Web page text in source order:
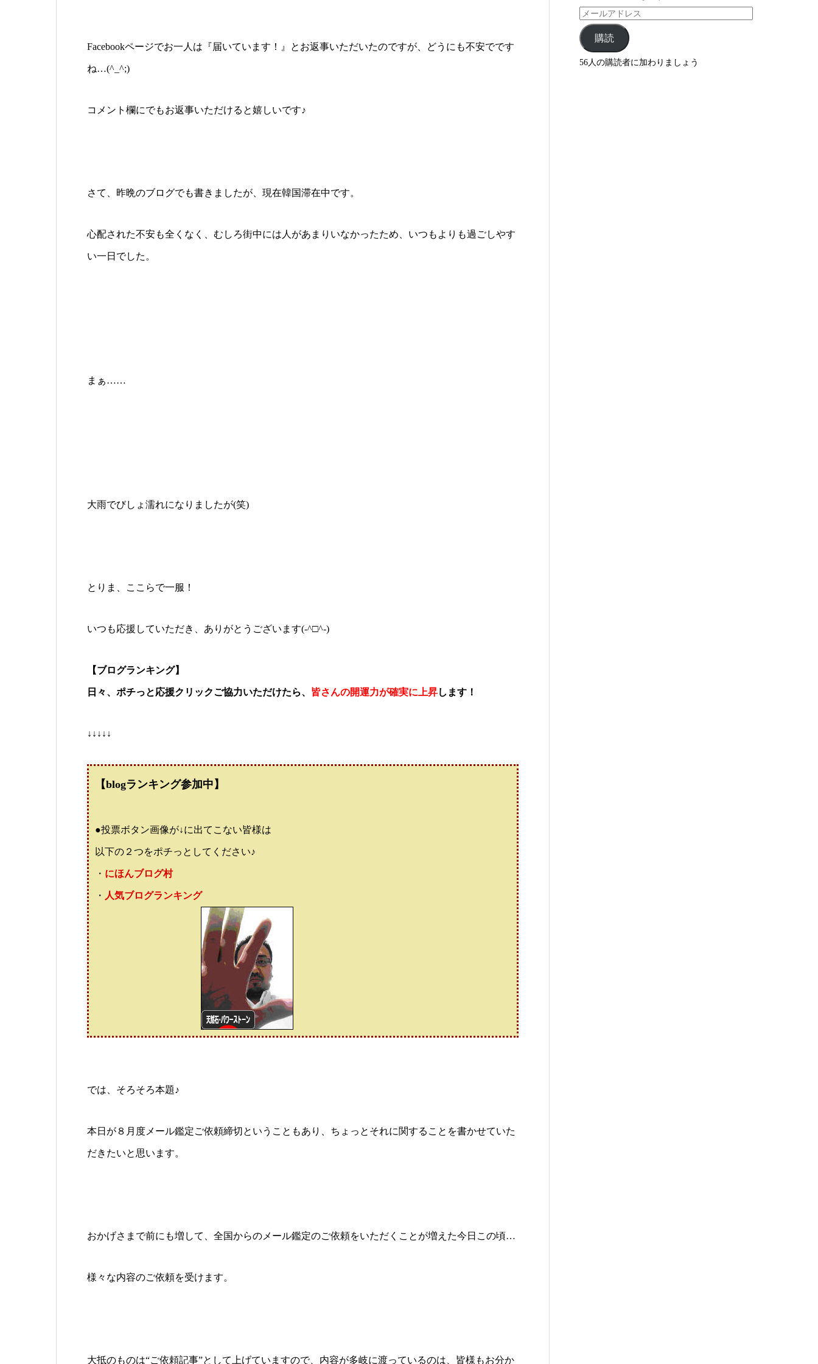
Facebookページでお一人は『届いています！』とお返事いただいたのですが、どうにも不安でです
ね…(^_^;)
コメント欄にでもお返事いただけると嬉しいです♪
さて、昨晩のブログでも書きましたが、 現在韓国滞在中です。
心配された不安も全くなく、むしろ街中には人があまりいなかったため、いつもよりも過ごしやす
い一日でした。
まぁ……
大雨でびしょ濡れになりましたが(笑)
とりま、ここらで一服！
いつも応援していただき、ありがとうございます(-^□^-)
【ブログランキング】
日々、ポチっと応援クリックご協力いただけたら、 皆さんの開運力が確実に上昇します！
↓↓↓↓↓
【blogランキング参加中】
●投票ボタン画像が↓に出てこない皆様は
以下の２つをポチっとしてください♪
・ にほんブログ村
・ 人気ブログランキング
では、そろそろ本題♪
本日が８月度メール鑑定ご依頼締切ということもあり、ちょっとそれに関することを書かせていた
だきたいと思います。
おかげさまで前にも増して、全国からのメール鑑定のご依頼をいただくことが増えた今日この頃…
様々な内容のご依頼を受けます。
大抵のものは“ご依頼記事”として上げていますので、内容が多岐に渡っているのは、皆様もお分か
購読
56人の購読者に加わりましょう